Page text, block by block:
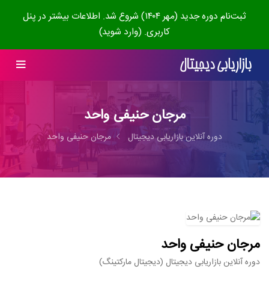
ثبت‌نام دوره جدید (مهر ۱۴۰۴) شروع شد. اطلاعات بیشتر در پنل
کاربری. (وارد شوید)
مرجان حنیفی واحد
دوره آنلاین بازاریابی دیجیتال مرجان حنیفی واحد
مرجان حنیفی واحد
دوره آنلاین بازاریابی دیجیتال (دیجیتال مارکتینگ)